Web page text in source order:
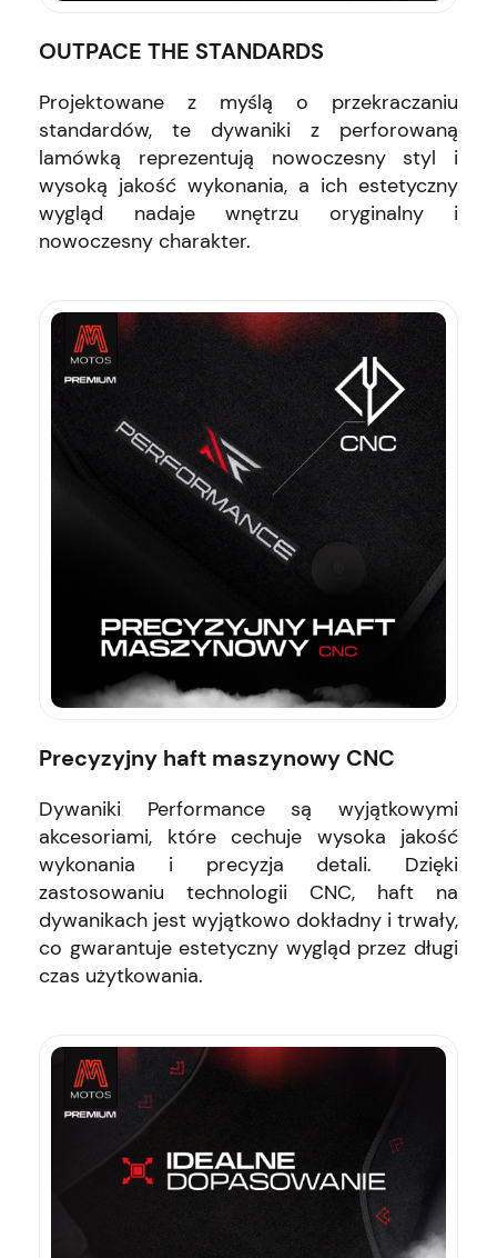
OUTPACE THE STANDARDS
Projektowane z myślą o przekraczaniu
standardów, te dywaniki z perforowaną
lamówką reprezentują nowoczesny styl i
wysoką jakość wykonania, a ich estetyczny
wygląd nadaje wnętrzu oryginalny i
nowoczesny charakter.
Precyzyjny haft maszynowy CNC
Dywaniki Performance są wyjątkowymi
akcesoriami, które cechuje wysoka jakość
wykonania i precyzja detali. Dzięki
zastosowaniu technologii CNC, haft na
dywanikach jest wyjątkowo dokładny i trwały,
co gwarantuje estetyczny wygląd przez długi
czas użytkowania.